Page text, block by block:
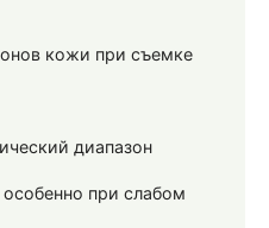
кожи при съемке
диапазон
при слабом